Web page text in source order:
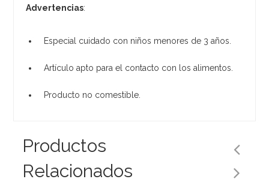
Advertencias:
Especial cuidado con niños menores de 3 años.
Artículo apto para el contacto con los alimentos.
Producto no comestible.
Productos
Relacionados